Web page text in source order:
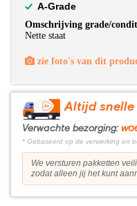
A-Grade
Omschrijving grade/
Nette staat
zie foto's van dit
Altijd snelle
Verwachte bezorging:
* Gebaseerd op de verwerking en
We versturen pakketten
zodat alleen jij het kunt